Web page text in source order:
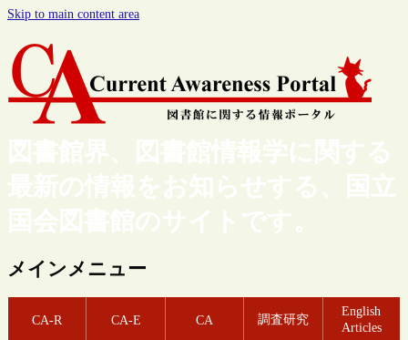
Skip to main content area
図書館界、図書館情報学に関する
最新の情報をお知らせする、国立
国会図書館のサイトです。
メインメニュー
CA-R CA-E CA 調査研究
English
Articles